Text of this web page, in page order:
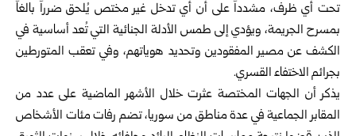
تحت أي ظرف، مشدداً على أن أي تدخل غير مختص يُلحق ضرراً بالغاً
بمسرح الجريمة، ويؤدي إلى طمس الأدلة الجنائية التي تُعد أساسية في
الكشف عن مصير المفقودين وتحديد هوياتهم، وفي تعقب المتورطين
بجرائم الاختفاء القسري.
يذكر أن الجهات المختصة عثرت خلال الأشهر الماضية على عدد من
المقابر الجماعية في عدة مناطق من سوريا، تضم رفات مئات الأشخاص